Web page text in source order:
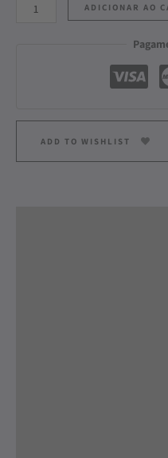
ADICIONAR AO
ADD TO WISHLIST